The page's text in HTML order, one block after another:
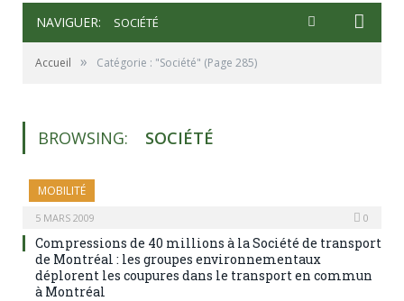
NAVIGUER: SOCIÉTÉ
Accueil » Catégorie : "Société" (Page 285)
BROWSING: SOCIÉTÉ
MOBILITÉ
5 MARS 2009 0
Compressions de 40 millions à la Société de transport
de Montréal : les groupes environnementaux
déplorent les coupures dans le transport en commun
à Montréal